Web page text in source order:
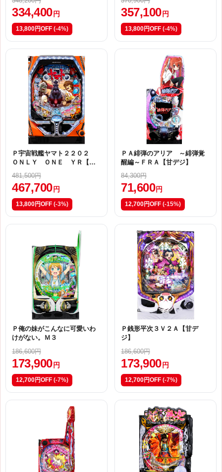
334,400 円
13,800円OFF (-4%)
357,100 円
13,800円OFF (-4%)
Ｐ宇宙戦艦ヤマト２２０２
ＯＮＬＹ ＯＮＥ ＹＲ【甘
481,500円
467,700 円
13,800円OFF (-3%)
ＰＡ緋弾のアリア ～緋弾覚
醒編～ＦＲＡ【甘デジ】
84,300円
71,600 円
12,700円OFF (-15%)
Ｐ俺の妹がこんなに可愛いわ
けがない。Ｍ３
186,600円
173,900円
12,700円OFF (-7%)
Ｐ銭形平次３Ｖ２Ａ【甘デ
ジ】
186,600円
173,900円
12,700円OFF (-7%)